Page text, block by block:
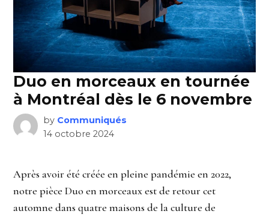
Duo en morceaux en tournée
à Montréal dès le 6 novembre
by Communiqués
14 octobre 2024
Après avoir été créée en pleine pandémie en 2022,
notre pièce Duo en morceaux est de retour cet
automne dans quatre maisons de la culture de